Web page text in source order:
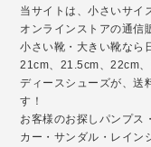
当サイトは、小さいサイ
オンラインストアの通信
小さい靴・大きい靴なら
21cm、21.5cm、22cm
ディースシューズが、送
す！
お客様のお探しパンプス
カー・サンダル・レイン